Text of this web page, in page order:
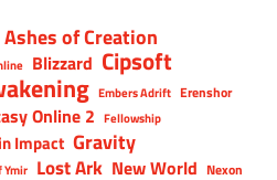
Ashes of Creation
Blizzard Cipsoft
Embers Adrift Erenshor
Online 2 Fellowship
Impact Gravity
Ymir Lost Ark New World Nexon